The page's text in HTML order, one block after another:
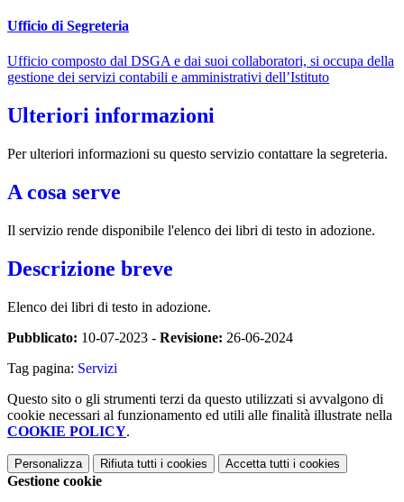
Ufficio di Segreteria
Ufficio composto dal DSGA e dai suoi collaboratori, si occupa della
gestione dei servizi contabili e amministrativi dell’Istituto
Ulteriori informazioni
Per ulteriori informazioni su questo servizio contattare la segreteria.
A cosa serve
Il servizio rende disponibile l'elenco dei libri di testo in adozione.
Descrizione breve
Elenco dei libri di testo in adozione.
Pubblicato: 10-07-2023 - Revisione: 26-06-2024
Tag pagina: Servizi
Questo sito o gli strumenti terzi da questo utilizzati si avvalgono di
cookie necessari al funzionamento ed utili alle finalità illustrate nella
COOKIE POLICY.
Personalizza Rifiuta tutti i cookies Accetta tutti i cookies
Gestione cookie